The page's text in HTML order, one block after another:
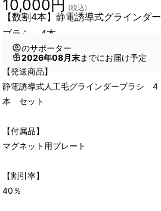
【数割4本】静電誘導式グラインダー
ブラシ 4本
10,000円 (税込)
のサポーター
2026年08月末までにお届け予定
【発送商品】
静電誘導式人工毛グラインダーブラシ 4
本 セット
【付属品】
マグネット用プレート
【割引率】
40％